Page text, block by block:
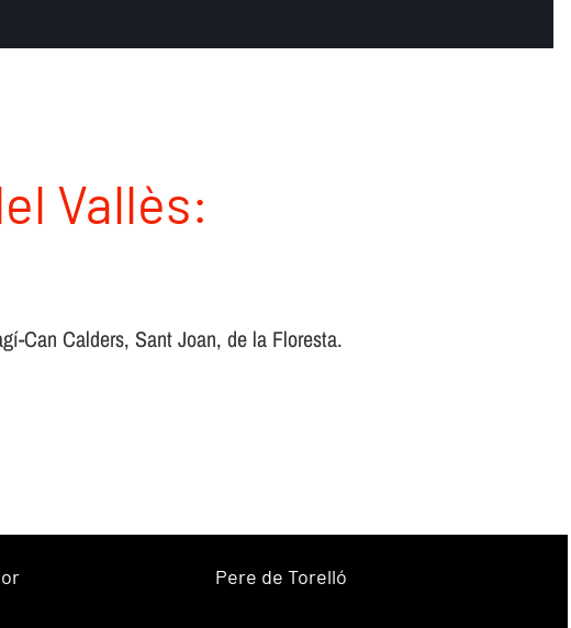
Vallès:
Can Calders, Sant Joan, de la Floresta.
Pere de Torelló